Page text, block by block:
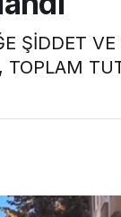
ŞİDDET